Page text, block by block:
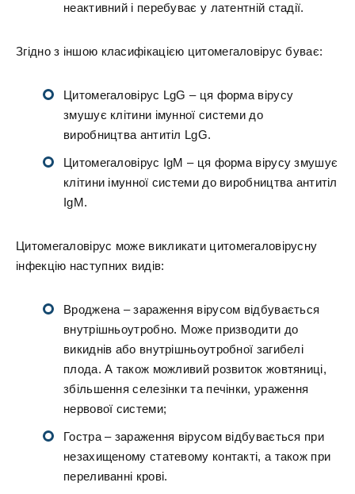
неактивний і перебуває у латентній стадії.
Згідно з іншою класифікацією цитомегаловірус буває:
Цитомегаловірус LgG – ця форма вірусу
змушує клітини імунної системи до
виробництва антитіл LgG.
Цитомегаловірус IgM – ця форма вірусу змушує
клітини імунної системи до виробництва антитіл
IgM.
Цитомегаловірус може викликати цитомегаловірусну
інфекцію наступних видів:
Вроджена – зараження вірусом відбувається
внутрішньоутробно. Може призводити до
викиднів або внутрішньоутробної загибелі
плода. А також можливий розвиток жовтяниці,
збільшення селезінки та печінки, ураження
нервової системи;
Гостра – зараження вірусом відбувається при
незахищеному статевому контакті, а також при
переливанні крові.